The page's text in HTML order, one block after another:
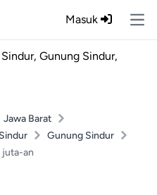
Masuk
Gunung Sindur,
Jawa Barat
Gunung Sindur
juta-an